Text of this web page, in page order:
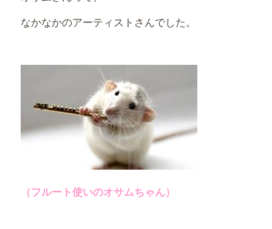
なかなかのアーティストさんでした。
（フルート使いのオサムちゃん）